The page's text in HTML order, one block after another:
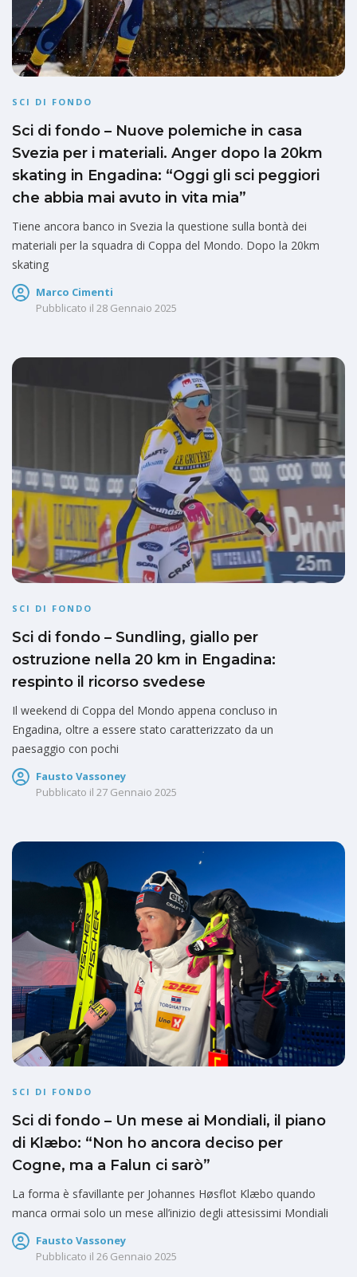
SCI DI FONDO
Sci di fondo – Nuove polemiche in casa
Svezia per i materiali. Anger dopo la 20km
skating in Engadina: “Oggi gli sci peggiori
che abbia mai avuto in vita mia”
Tiene ancora banco in Svezia la questione sulla bontà dei
materiali per la squadra di Coppa del Mondo. Dopo la 20km
skating
Marco Cimenti
Pubblicato il 28 Gennaio 2025
SCI DI FONDO
Sci di fondo – Sundling, giallo per
ostruzione nella 20 km in Engadina:
respinto il ricorso svedese
Il weekend di Coppa del Mondo appena concluso in
Engadina, oltre a essere stato caratterizzato da un
paesaggio con pochi
Fausto Vassoney
Pubblicato il 27 Gennaio 2025
SCI DI FONDO
Sci di fondo – Un mese ai Mondiali, il piano
di Klæbo: “Non ho ancora deciso per
Cogne, ma a Falun ci sarò”
La forma è sfavillante per Johannes Høsflot Klæbo quando
manca ormai solo un mese all’inizio degli attesissimi Mondiali
Fausto Vassoney
Pubblicato il 26 Gennaio 2025